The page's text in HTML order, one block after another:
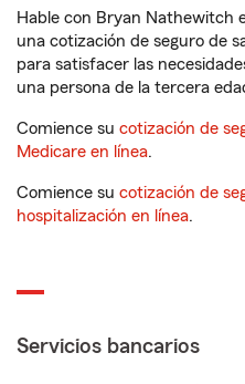
Hable con Bryan Nathewitch
una cotización de seguro de
para satisfacer las
una persona de la tercera
Comience su cotización de
Medicare en línea.
Comience su cotización de
hospitalización en línea.
Servicios bancarios